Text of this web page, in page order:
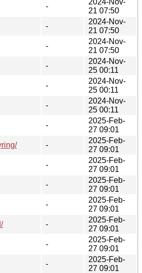
-
21 07:50
-
2024-Nov-
21 07:50
-
2024-Nov-
21 07:50
-
2024-Nov-
25 00:11
-
2024-Nov-
25 00:11
-
2024-Nov-
25 00:11
-
2025-Feb-
27 09:01
-
2025-Feb-
27 09:01
-
2025-Feb-
27 09:01
-
2025-Feb-
27 09:01
-
2025-Feb-
27 09:01
-
2025-Feb-
27 09:01
-
2025-Feb-
27 09:01
-
2025-Feb-
27 09:01